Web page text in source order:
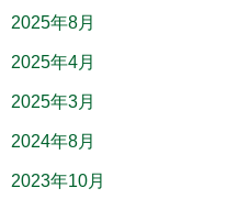
2025年8月
2025年4月
2025年3月
2024年8月
2023年10月